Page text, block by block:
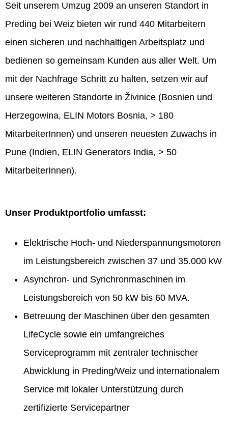
Seit unserem Umzug 2009 an unseren Standort in
Preding bei Weiz bieten wir rund 440 Mitarbeitern
einen sicheren und nachhaltigen Arbeitsplatz und
bedienen so gemeinsam Kunden aus aller Welt. Um
mit der Nachfrage Schritt zu halten, setzen wir auf
unsere weiteren Standorte in Živinice (Bosnien und
Herzegowina, ELIN Motors Bosnia, > 180
MitarbeiterInnen) und unseren neuesten Zuwachs in
Pune (Indien, ELIN Generators India, > 50
MitarbeiterInnen).
Unser Produktportfolio umfasst:
Elektrische Hoch- und Niederspannungsmotoren
im Leistungsbereich zwischen 37 und 35.000 kW
Asynchron- und Synchronmaschinen im
Leistungsbereich von 50 kW bis 60 MVA.
Betreuung der Maschinen über den gesamten
LifeCycle sowie ein umfangreiches
Serviceprogramm mit zentraler technischer
Abwicklung in Preding/Weiz und internationalem
Service mit lokaler Unterstützung durch
zertifizierte Servicepartner